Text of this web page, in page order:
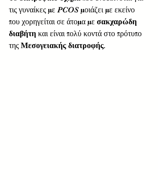
τις γυναίκες με PCOS μοιάζει με εκείνο
που χορηγείται σε άτομα με σακχαρώδη
διαβήτη και είναι πολύ κοντά στο πρότυπο
της Μεσογειακής διατροφής.